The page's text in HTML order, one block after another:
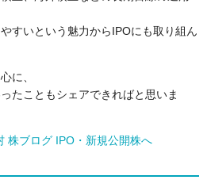
すいという魅力からIPOにも取り組ん
に、
たこともシェアできればと思いま